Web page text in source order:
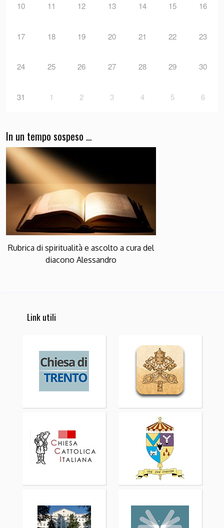
10 11 12 13 14 15 16
17 18 19 20 21 22 23
24 25 26 27 28 29 30
31 1 2 3 4 5 6
In un tempo sospeso …
Rubrica di spiritualità e ascolto a cura del
diacono Alessandro
Link utili